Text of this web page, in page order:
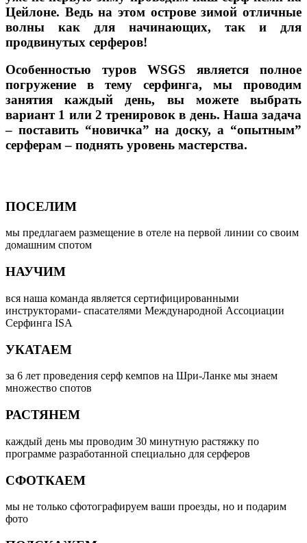
Цейлоне. Ведь на этом острове зимой отличные
волны как для начинающих, так и для
продвинутых серферов!
Особенностью туров WSGS является полное
погружение в тему серфинга, мы проводим
занятия каждый день, вы можете выбрать
вариант 1 или 2 тренировок в день. Наша задача
– поставить “новичка” на доску, а “опытным”
серферам – поднять уровень мастерства.
ПОСЕЛИМ
мы предлагаем размещение в отеле на первой линии со своим
домашним спотом
НАУЧИМ
вся наша команда является сертифицированными
инструкторами- спасателями Международной Ассоциации
Серфинга ISA
УКАТАЕМ
за 6 лет проведения серф кемпов на Шри-Ланке мы знаем
множество спотов
РАСТЯНЕМ
каждый день мы проводим 30 минутную растяжку по
программе разработанной специально для серферов
СФОТКАЕМ
мы не только сфотографируем ваши проезды, но и подарим
фото